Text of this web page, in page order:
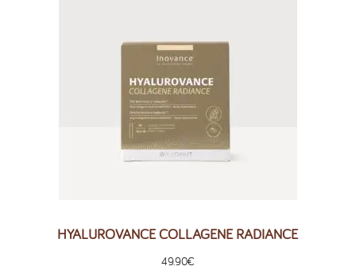
HYALUROVANCE COLLAGENE RADIANCE
49.90€